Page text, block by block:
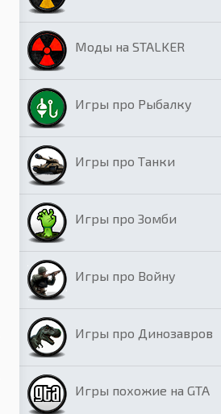
Моды на STALKER
Игры про Рыбалку
Игры про Танки
Игры про Зомби
Игры про Войну
Игры про Динозавров
Игры похожие на GTA